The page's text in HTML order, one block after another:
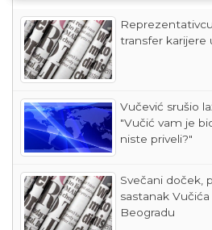
Reprezentativcu tzv. Kosova propao
transfer
Vučević srušio laži o "Sarajevo safariju";
"Vučić vam je
niste priveli?"
Svečani doček, pa razgovori: Počeo
sastanak
Beogradu